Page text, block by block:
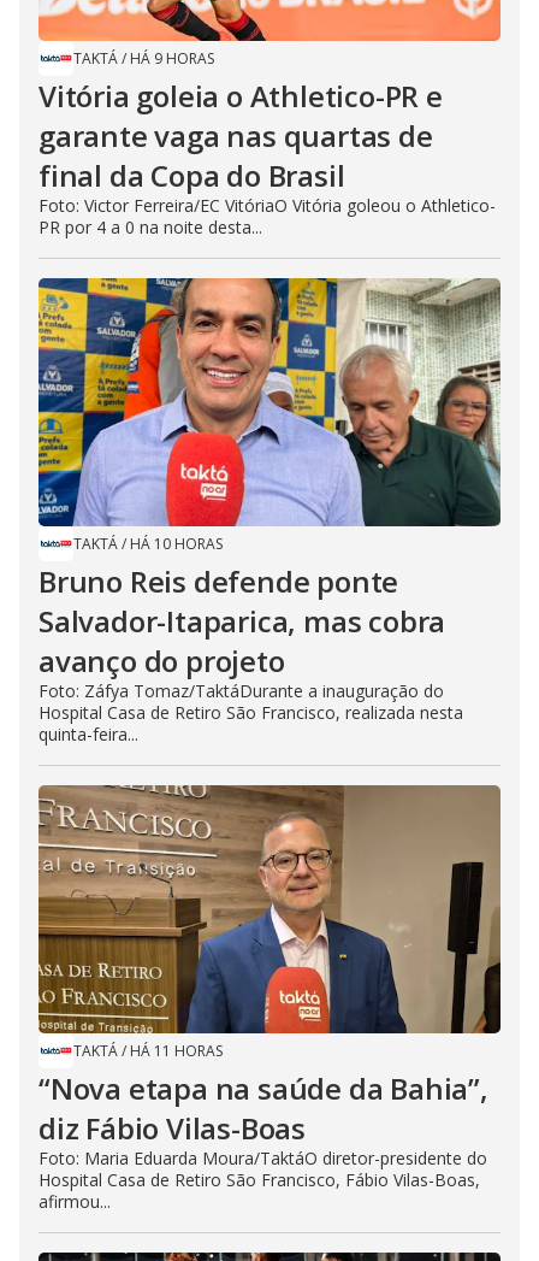
TAKTÁ/ HÁ 9 HORAS
Vitória goleia o Athletico-PR e
garante vaga nas quartas de
final da Copa do Brasil
Foto: Victor Ferreira/EC VitóriaO Vitória goleou o Athletico-
PR por 4 a 0 na noite desta...
TAKTÁ/ HÁ 10 HORAS
Bruno Reis defende ponte
Salvador-Itaparica, mas cobra
avanço do projeto
Foto: Záfya Tomaz/TaktáDurante a inauguração do
Hospital Casa de Retiro São Francisco, realizada nesta
quinta-feira...
TAKTÁ/ HÁ 11 HORAS
“Nova etapa na saúde da Bahia”,
diz Fábio Vilas-Boas
Foto: Maria Eduarda Moura/TaktáO diretor-presidente do
Hospital Casa de Retiro São Francisco, Fábio Vilas-Boas,
afirmou...